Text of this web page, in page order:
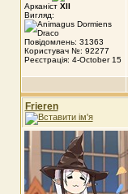
Арканіст XII
Вигляд:
Повідомлень: 31363
Користувач №: 92277
Реєстрація: 4-October 15
Frieren